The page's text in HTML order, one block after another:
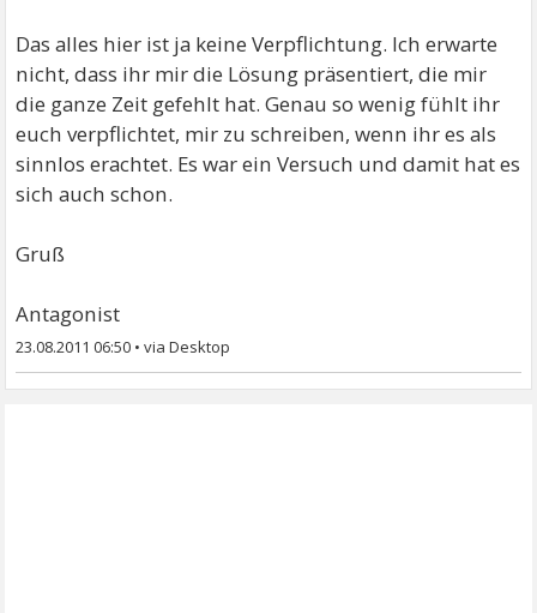
Das alles hier ist ja keine Verpflichtung. Ich erwarte
nicht, dass ihr mir die Lösung präsentiert, die mir
die ganze Zeit gefehlt hat. Genau so wenig fühlt ihr
euch verpflichtet, mir zu schreiben, wenn ihr es als
sinnlos erachtet. Es war ein Versuch und damit hat es
sich auch schon.
Gruß
Antagonist
23.08.2011 06:50 •